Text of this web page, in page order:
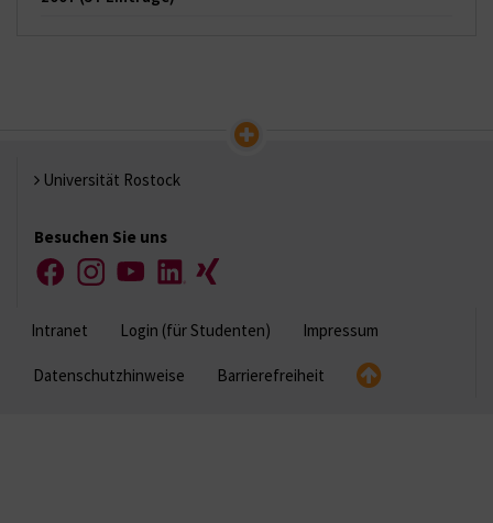
Universität Rostock
Besuchen Sie uns
FacebookInstagramYouTubeLinkedIn
Xing
Intranet Login (für Studenten) Impressum
Datenschutzhinweise Barrierefreiheit